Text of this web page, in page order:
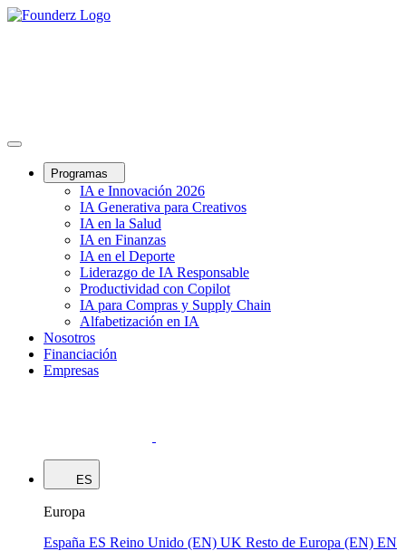
Programas
IA e Innovación 2026
IA Generativa para Creativos
IA en la Salud
IA en Finanzas
IA en el Deporte
Liderazgo de IA Responsable
Productividad con Copilot
IA para Compras y Supply Chain
Alfabetización en IA
Nosotros
Financiación
Empresas
ES
Europa
España ES Reino Unido (EN) UK Resto de Europa (EN) EN